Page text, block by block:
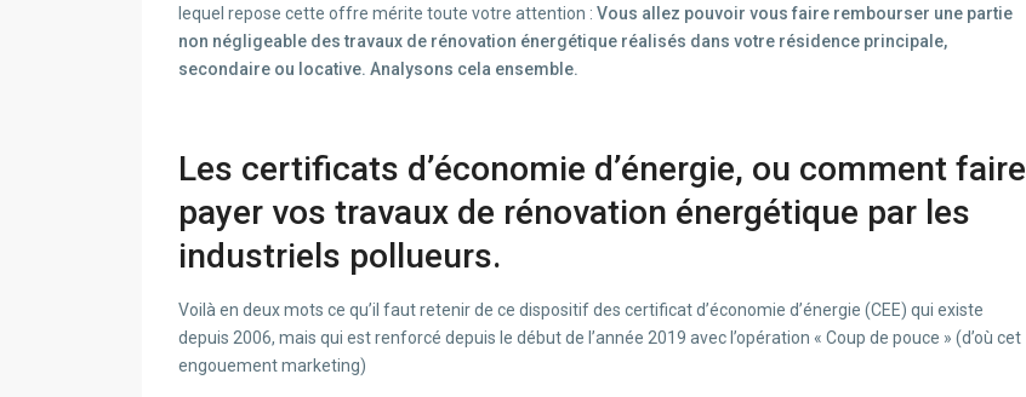
lequel repose cette offre mérite toute votre attention : Vous allez pouvoir vous faire rembourser une partie
non négligeable des travaux de rénovation énergétique réalisés dans votre résidence principale,
secondaire ou locative. Analysons cela ensemble.
Les certificats d’économie d’énergie, ou comment faire
payer vos travaux de rénovation énergétique par les
industriels pollueurs.
Voilà en deux mots ce qu’il faut retenir de ce dispositif des certificat d’économie d’énergie (CEE) qui existe
depuis 2006, mais qui est renforcé depuis le début de l’année 2019 avec l’opération « Coup de pouce » (d’où cet
engouement marketing)